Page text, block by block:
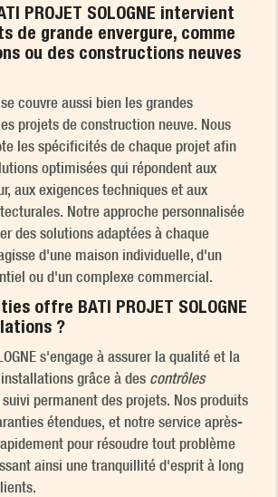
PROJET SOLOGNE intervient
de grande envergure, comme
ou des constructions neuves
couvre aussi bien les grandes
projets de construction neuve. Nous
les spécificités de chaque projet afin
optimisées qui répondent aux
aux exigences techniques et aux
Notre approche personnalisée
des solutions adaptées à chaque
d'une maison individuelle, d'un
ou d'un complexe commercial.
offre BATI PROJET SOLOGNE
?
s'engage à assurer la qualité et la
grâce à des contrôles
permanent des projets. Nos produits
étendues, et notre service après-
pour résoudre tout problème
ainsi une tranquillité d'esprit à long